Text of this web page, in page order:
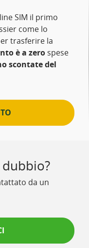
SIM il primo
come lo
trasferire la
è a zero spese
scontate del
da un